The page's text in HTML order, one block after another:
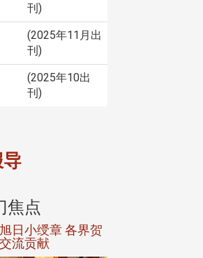
刊)
(2025年11月出
刊)
(2025年10出
刊)
焦点
日小绶章 各界贺
流贡献